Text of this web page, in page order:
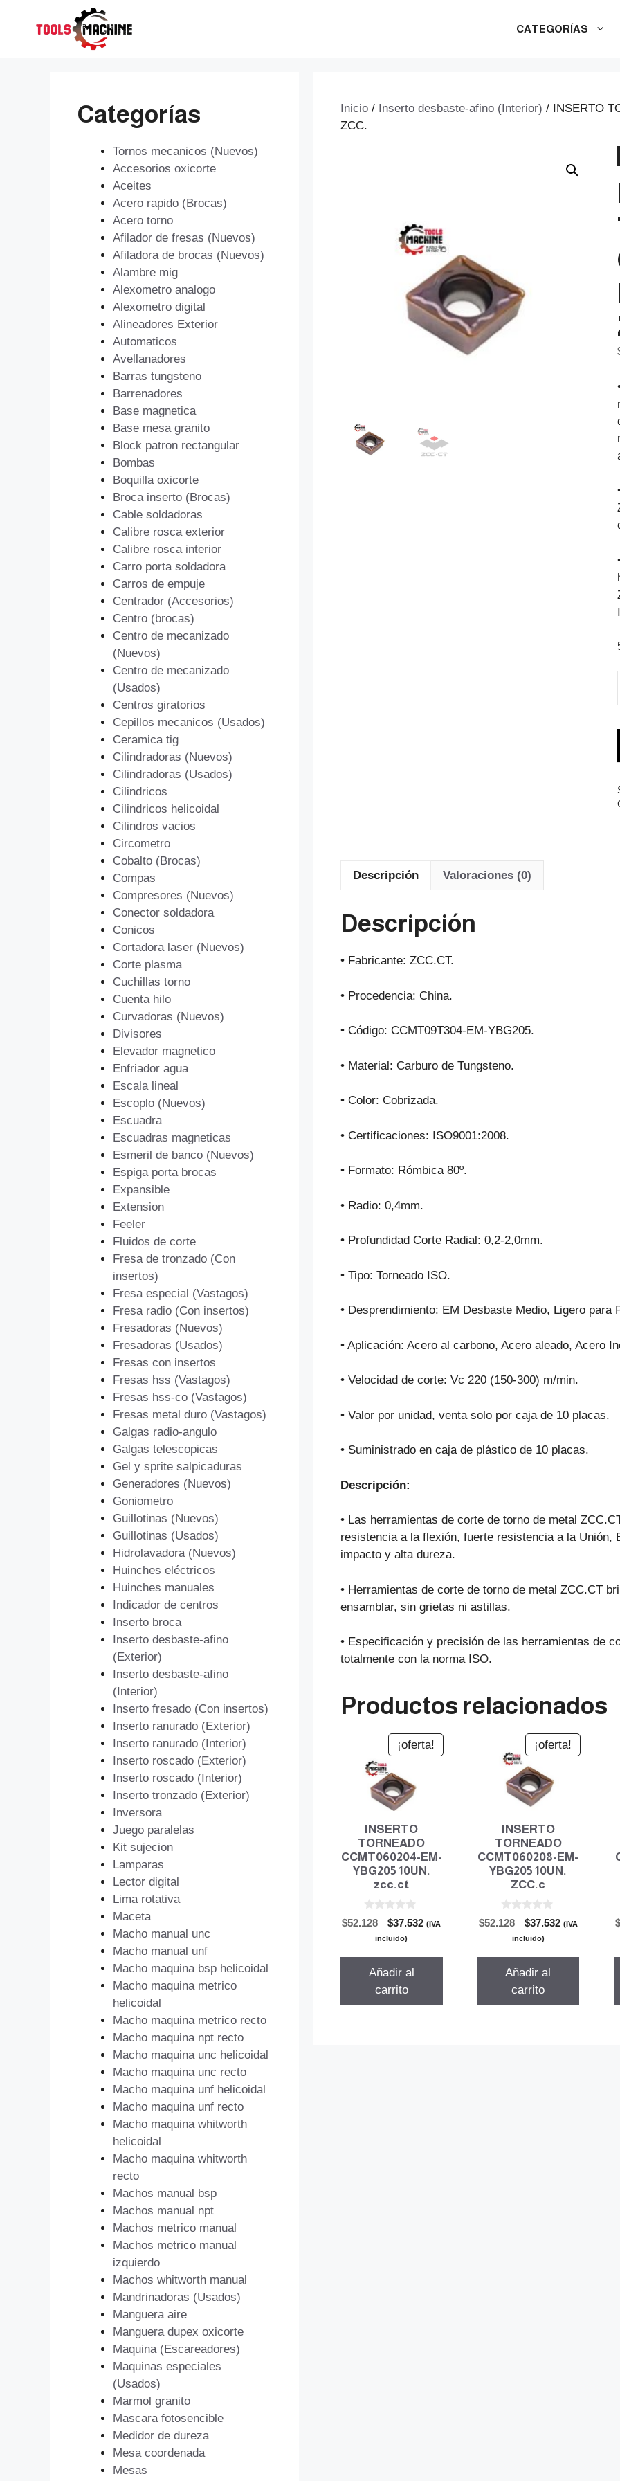
CATEGORÍAS
Inicio / Inserto desbaste-afino (Interior) / INSERTO
ZCC.
Descripción Valoraciones (0)
Descripción
• Fabricante: ZCC.CT.
• Procedencia: China.
• Código: CCMT09T304-EM-YBG205.
• Material: Carburo de Tungsteno.
• Color: Cobrizada.
• Certificaciones: ISO9001:2008.
• Formato: Rómbica 80º.
• Radio: 0,4mm.
• Profundidad Corte Radial: 0,2-2,0mm.
• Tipo: Torneado ISO.
• Desprendimiento: EM Desbaste Medio, Ligero para
• Aplicación: Acero al carbono, Acero aleado, Acero
• Velocidad de corte: Vc 220 (150-300) m/min.
• Valor por unidad, venta solo por caja de 10 placas.
• Suministrado en caja de plástico de 10 placas.
Descripción:
• Las herramientas de corte de torno de metal
resistencia a la flexión, fuerte resistencia a la Unión,
impacto y alta dureza.
• Herramientas de corte de torno de metal ZCC.CT
ensamblar, sin grietas ni astillas.
• Especificación y precisión de las herramientas de
totalmente con la norma ISO.
Productos relacionados
¡oferta!
INSERTO
TORNEADO
CCMT060204-EM-
YBG205 10UN.
zcc.ct
0
d
$52.128
El
precio
era:
$37.532El(IVA
incluido)
Añadir al
carrito
¡oferta!
INSERTO
TORNEADO
CCMT060208-EM-
YBG205 10UN.
ZCC.c
0
d
$52.128
El
precio
era:
$37.532El(IVA
incluido)
Añadir al
carrito
Categorías
Tornos mecanicos (Nuevos)
Accesorios oxicorte
Aceites
Acero rapido (Brocas)
Acero torno
Afilador de fresas (Nuevos)
Afiladora de brocas (Nuevos)
Alambre mig
Alexometro analogo
Alexometro digital
Alineadores Exterior
Automaticos
Avellanadores
Barras tungsteno
Barrenadores
Base magnetica
Base mesa granito
Block patron rectangular
Bombas
Boquilla oxicorte
Broca inserto (Brocas)
Cable soldadoras
Calibre rosca exterior
Calibre rosca interior
Carro porta soldadora
Carros de empuje
Centrador (Accesorios)
Centro (brocas)
Centro de mecanizado
(Nuevos)
Centro de mecanizado
(Usados)
Centros giratorios
Cepillos mecanicos (Usados)
Ceramica tig
Cilindradoras (Nuevos)
Cilindradoras (Usados)
Cilindricos
Cilindricos helicoidal
Cilindros vacios
Circometro
Cobalto (Brocas)
Compas
Compresores (Nuevos)
Conector soldadora
Conicos
Cortadora laser (Nuevos)
Corte plasma
Cuchillas torno
Cuenta hilo
Curvadoras (Nuevos)
Divisores
Elevador magnetico
Enfriador agua
Escala lineal
Escoplo (Nuevos)
Escuadra
Escuadras magneticas
Esmeril de banco (Nuevos)
Espiga porta brocas
Expansible
Extension
Feeler
Fluidos de corte
Fresa de tronzado (Con
insertos)
Fresa especial (Vastagos)
Fresa radio (Con insertos)
Fresadoras (Nuevos)
Fresadoras (Usados)
Fresas con insertos
Fresas hss (Vastagos)
Fresas hss-co (Vastagos)
Fresas metal duro (Vastagos)
Galgas radio-angulo
Galgas telescopicas
Gel y sprite salpicaduras
Generadores (Nuevos)
Goniometro
Guillotinas (Nuevos)
Guillotinas (Usados)
Hidrolavadora (Nuevos)
Huinches eléctricos
Huinches manuales
Indicador de centros
Inserto broca
Inserto desbaste-afino
(Exterior)
Inserto desbaste-afino
(Interior)
Inserto fresado (Con insertos)
Inserto ranurado (Exterior)
Inserto ranurado (Interior)
Inserto roscado (Exterior)
Inserto roscado (Interior)
Inserto tronzado (Exterior)
Inversora
Juego paralelas
Kit sujecion
Lamparas
Lector digital
Lima rotativa
Maceta
Macho manual unc
Macho manual unf
Macho maquina bsp helicoidal
Macho maquina metrico
helicoidal
Macho maquina metrico recto
Macho maquina npt recto
Macho maquina unc helicoidal
Macho maquina unc recto
Macho maquina unf helicoidal
Macho maquina unf recto
Macho maquina whitworth
helicoidal
Macho maquina whitworth
recto
Machos manual bsp
Machos manual npt
Machos metrico manual
Machos metrico manual
izquierdo
Machos whitworth manual
Mandrinadoras (Usados)
Manguera aire
Manguera dupex oxicorte
Maquina (Escareadores)
Maquinas especiales
(Usados)
Marmol granito
Mascara fotosencible
Medidor de dureza
Mesa coordenada
Mesas